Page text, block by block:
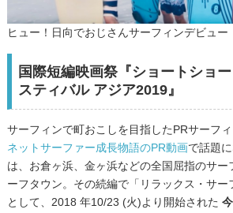
ヒュー！日向でおじさんサーフィンデビュー
国際短編映画祭『ショートショ
スティバル アジア2019』
サーフィンで町おこしを目指したPRサーフィ
ネットサーファー成長物語のPR動画で話題
は、お倉ヶ浜、金ヶ浜などの全国屈指のサー
ーフタウン。その続編で「リラックス・サー
として、2018 年10/23 (火)より開始された